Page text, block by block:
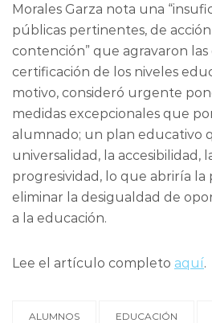
Morales Garza nota una
públicas pertinentes, de
contención” que agravaron las
certificación de los niveles
motivo, consideró urgente
medidas excepcionales que
alumnado; un plan educativo
universalidad, la accesibilidad,
progresividad, lo que abriría la
eliminar la desigualdad de
a la educación.
Lee el artículo completo aquí.
ALUMNOS EDUCACIÓN